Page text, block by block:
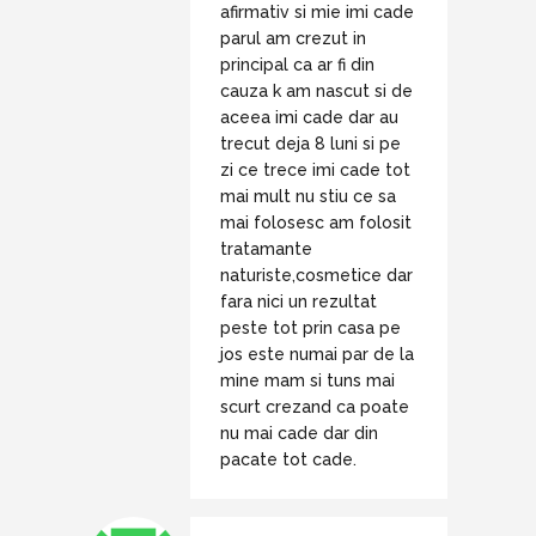
afirmativ si mie imi cade
parul am crezut in
principal ca ar fi din
cauza k am nascut si de
aceea imi cade dar au
trecut deja 8 luni si pe
zi ce trece imi cade tot
mai mult nu stiu ce sa
mai folosesc am folosit
tratamante
naturiste,cosmetice dar
fara nici un rezultat
peste tot prin casa pe
jos este numai par de la
mine mam si tuns mai
scurt crezand ca poate
nu mai cade dar din
pacate tot cade.